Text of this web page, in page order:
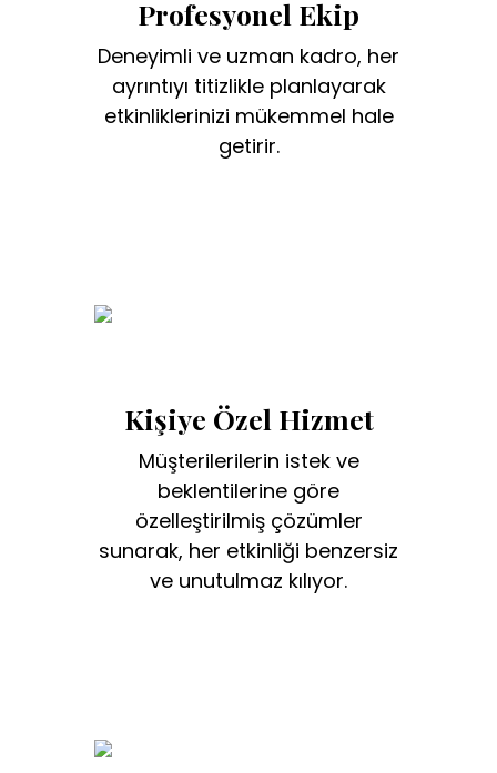
Profesyonel Ekip
Deneyimli ve uzman kadro, her
ayrıntıyı titizlikle planlayarak
etkinliklerinizi mükemmel hale
getirir.
Kişiye Özel Hizmet
Müşterilerilerin istek ve
beklentilerine göre
özelleştirilmiş çözümler
sunarak, her etkinliği benzersiz
ve unutulmaz kılıyor.